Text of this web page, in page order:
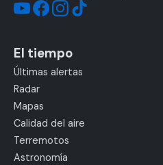
El tiempo
Últimas alertas
Radar
Mapas
Calidad del aire
Terremotos
Astronomía